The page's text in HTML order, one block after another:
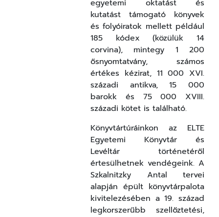
egyetemi oktatást és
kutatást támogató könyvek
és folyóiratok mellett például
185 kódex (közülük 14
corvina), mintegy 1 200
ősnyomtatvány, számos
értékes kézirat, 11 000 XVI.
századi antikva, 15 000
barokk és 75 000 XVIII.
századi kötet is található.
Könyvtártúráinkon az ELTE
Egyetemi Könyvtár és
Levéltár történetéről
értesülhetnek vendégeink. A
Szkalnitzky Antal tervei
alapján épült könyvtárpalota
kivitelezésében a 19. század
legkorszerűbb szellőztetési,